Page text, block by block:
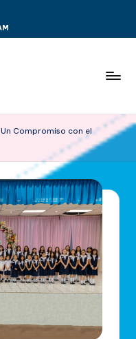
Compromiso con el